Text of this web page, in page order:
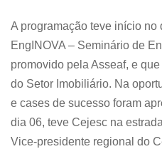
A programação teve início no
EngINOVA – Seminário de
promovido pela Asseaf, e
do Setor Imobiliário. Na
e cases de sucesso foram
dia 06, teve Cejesc na
Vice-presidente regional do